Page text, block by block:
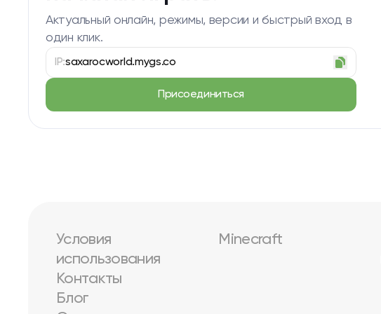
Актуальный онлайн, режимы, версии и быстрый вход в
один клик.
IP:saxarocworld.mygs.co
Присоединиться
Условия
использования
Контакты
Блог
Minecraft